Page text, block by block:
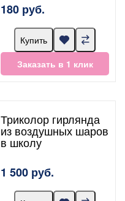
180 руб.
Купить
Заказать в 1 клик
Триколор гирлянда
из воздушных шаров
в школу
1 500 руб.